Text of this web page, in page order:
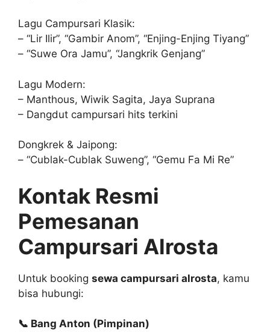
Lagu Campursari Klasik:
– “Lir Ilir”, “Gambir Anom”, “Enjing-Enjing Tiyang”
– “Suwe Ora Jamu”, “Jangkrik Genjang”
Lagu Modern:
– Manthous, Wiwik Sagita, Jaya Suprana
– Dangdut campursari hits terkini
Dongkrek & Jaipong:
– “Cublak-Cublak Suweng”, “Gemu Fa Mi Re”
Kontak Resmi
Pemesanan
Campursari Alrosta
Untuk booking sewa campursari alrosta, kamu
bisa hubungi:
📞 Bang Anton (Pimpinan)